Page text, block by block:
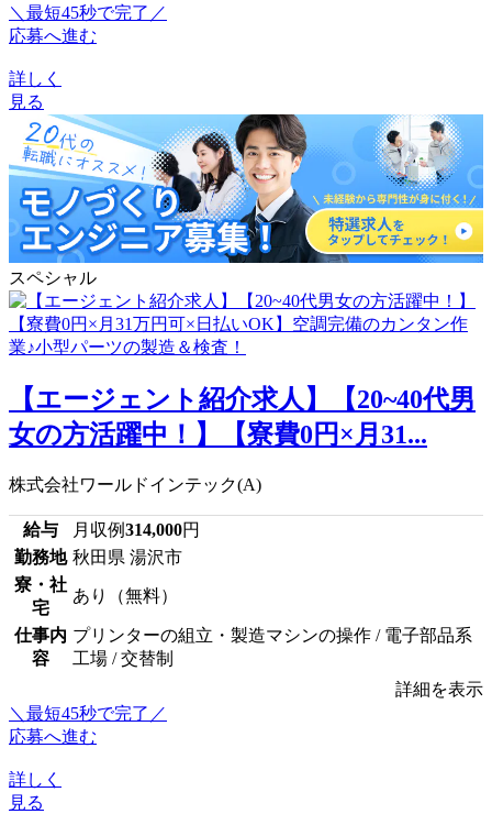
＼最短45秒で完了／
応募へ進む
詳しく
見る
スペシャル
【エージェント紹介求人】【20~40代男
女の方活躍中！】【寮費0円×月31...
株式会社ワールドインテック(A)
給与 月収例314,000円
勤務地 秋田県 湯沢市
寮・社
宅
あり（無料）
仕事内
容
プリンターの組立・製造マシンの操作 / 電子部品系
工場 / 交替制
詳細を表示
＼最短45秒で完了／
応募へ進む
詳しく
見る